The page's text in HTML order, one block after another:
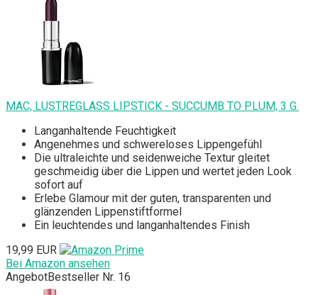
MAC, LUSTREGLASS LIPSTICK - SUCCUMB TO PLUM, 3 G.
Langanhaltende Feuchtigkeit
Angenehmes und schwereloses Lippengefühl
Die ultraleichte und seidenweiche Textur gleitet
geschmeidig über die Lippen und wertet jeden Look
sofort auf
Erlebe Glamour mit der guten, transparenten und
glänzenden Lippenstiftformel
Ein leuchtendes und langanhaltendes Finish
19,99 EUR
Bei Amazon ansehen
AngebotBestseller Nr. 16